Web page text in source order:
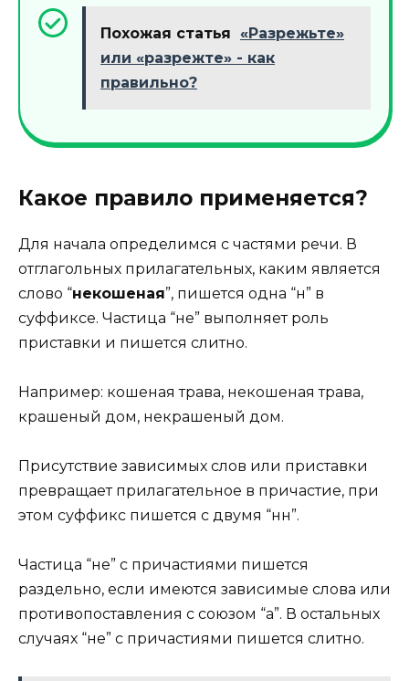
Похожая статья
«Разрежьте»
или «разрежте» - как
правильно?
Какое правило применяется?
Для начала определимся с частями речи. В
отглагольных прилагательных, каким является
слово “некошеная”, пишется одна “н” в
суффиксе. Частица “не” выполняет роль
приставки и пишется слитно.
Например: кошеная трава, некошеная трава,
крашеный дом, некрашеный дом.
Присутствие зависимых слов или приставки
превращает прилагательное в причастие, при
этом суффикс пишется с двумя “нн”.
Частица “не” с причастиями пишется
раздельно, если имеются зависимые слова или
противопоставления с союзом “а”. В остальных
случаях “не” с причастиями пишется слитно.